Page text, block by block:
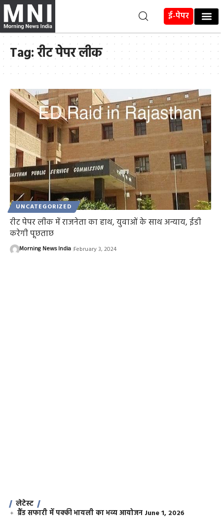
ई-पेपर
Tag:रीट पेपर लीक
UNCATEGORIZED
रीट पेपर लीक में राजनेता का हाथ, युवाओं के साथ अन्याय, ईडी
करेगी पूछताछ
Morning News India February 3, 2024
लेटेस्ट
ग्रैंड सफारी में पक्की भायली का भव्य आयोजन June 1, 2026